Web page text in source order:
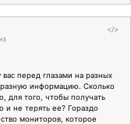
</>
)
перед глазами на разных
информацию. Сколько
для того, чтобы получать
и не терять ее? Гораздо
мониторов, которое